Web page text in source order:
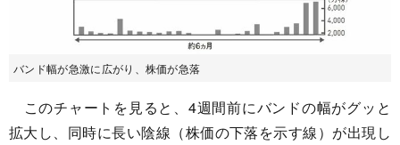
バンド幅が急激に広がり、株価が急落
このチャートを見ると、4週間前にバンドの幅がグッと
拡大し、同時に長い陰線（株価の下落を示す線）が出現し